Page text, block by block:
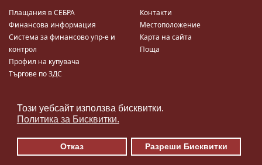
Този уебсайт използва бисквитки.
Политика за Бисквитки.
Отказ Разреши Бисквитки
Плащания в СЕБРА
Финансова информация
Система за финансово упр-е и
контрол
Профил на купувача
Търгове по ЗДС
Контакти
Местоположение
Карта на сайта
Поща